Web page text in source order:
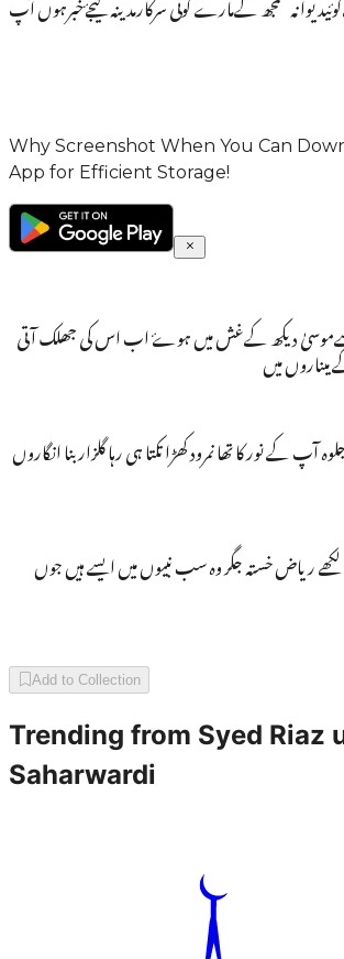
Why Screenshot When You Can
App for Efficient Storage!
جسےموسیٰ دیکھ کےغش میں ہوۓ اب اس کی جھلک آتی
میں
آپ کے نور کا تھا نمرود کھڑا تکتا ہی رہا گلزار بنا انگاروں
لکھے ریاض خستہ جگر وہ سب نبیوں میں ایسے ہیں جوں
Add to Collection
Trending from Syed Riaz
Saharwardi